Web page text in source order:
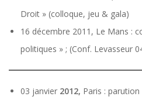
Droit » (colloque, jeu & gala)
16 décembre 2011, Le Mans :
politiques » ; (Conf. Levasseur
03 janvier 2012, Paris :